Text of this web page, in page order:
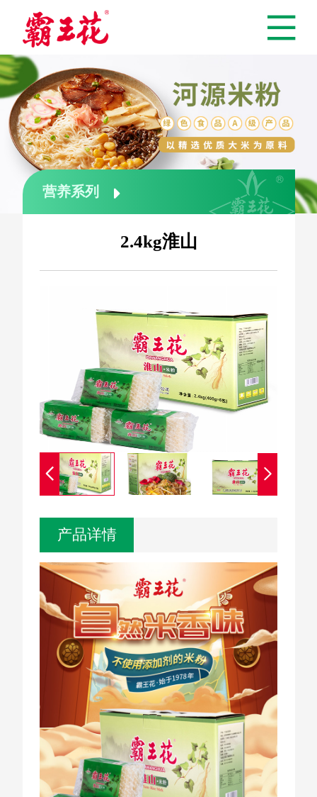
营养系列 
2.4kg淮山


产品详情